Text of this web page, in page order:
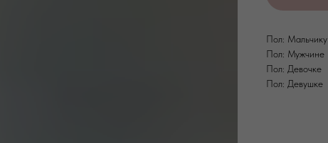
Пол: Мальчику
Пол: Мужчине
Пол: Девочке
Пол: Девушке